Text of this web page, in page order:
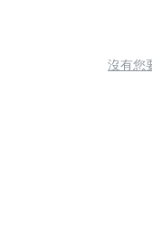
沒有您